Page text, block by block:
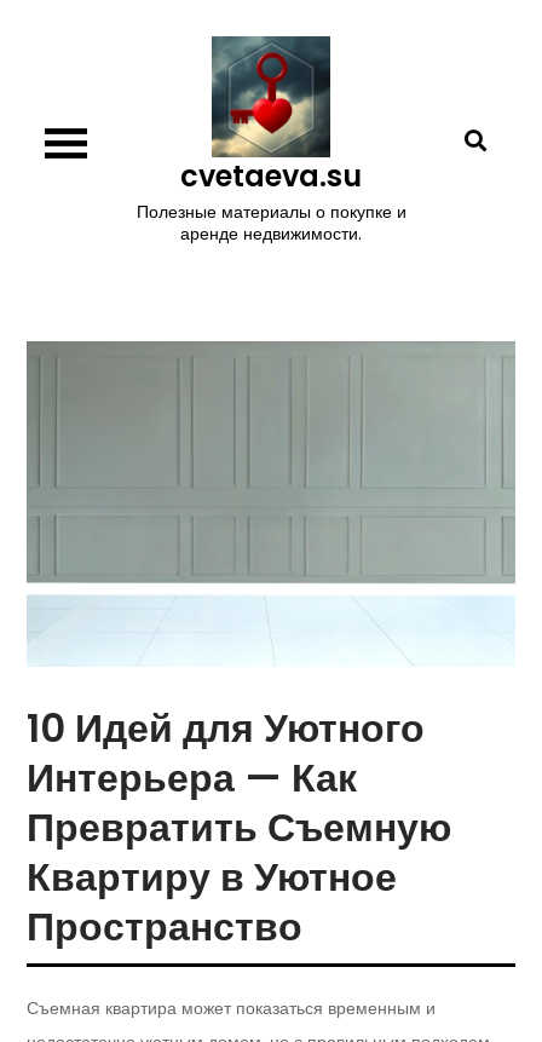
cvetaeva.su
Полезные материалы о покупке и
аренде недвижимости.
10 Идей для Уютного
Интерьера — Как
Превратить Съемную
Квартиру в Уютное
Пространство
Съемная квартира может показаться временным и